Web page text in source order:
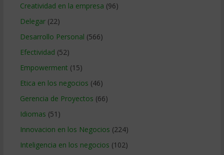
Creatividad en la empresa (96)
Delegar(22)
Desarrollo Personal (566)
Efectividad (52)
Empowerment (15)
Etica en los negocios (46)
Gerencia de Proyectos (66)
Idiomas (51)
Innovacion en los Negocios (224)
Inteligencia en los negocios (102)